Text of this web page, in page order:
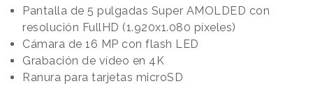
Pantalla de 5 pulgadas Super AMOLDED con
resolución FullHD (1.920x1.080 píxeles)
Cámara de 16 MP con flash LED
Grabación de vídeo en 4K
Ranura para tarjetas microSD